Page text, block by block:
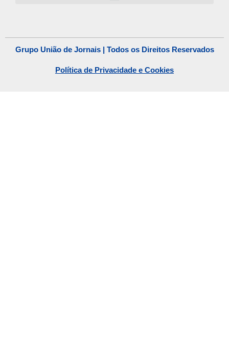
Grupo União de Jornais | Todos os Direitos Reservados
Política de Privacidade e Cookies